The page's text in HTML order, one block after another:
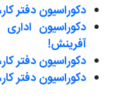
دکوراسیون دفتر کار، 8 ایده انرژی بخش برای راندمان بیشتر!
دکوراسیون
آفرینش!
دکوراسیون دفتر
دکوراسیون دفتر کار، ۷ استایل محبوب در سال ۲۰۱۸